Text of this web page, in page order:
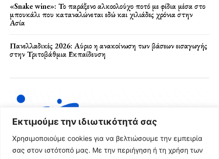
Εκτιμούμε την ιδιωτικότητά σας
Χρησιμοποιούμε cookies για να βελτιώσουμε την εμπειρία
σας στον ιστότοπό μας. Με την περιήγηση ή τη χρήση των
«Snake wine»: Το παράξενο αλκοολούχο ποτό με φίδια μέσα στο
μπουκάλι που καταναλώνεται εδώ και χιλιάδες χρόνια στην
Ασία
Πανελλαδικές 2026: Αύριο η ανακοίνωση των βάσεων εισαγωγής
στην Τριτοβάθμια Εκπαίδευση